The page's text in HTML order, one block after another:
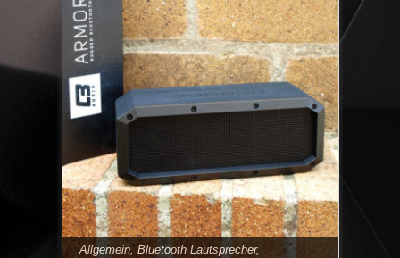
Allgemein, Bluetooth Lautsprecher,